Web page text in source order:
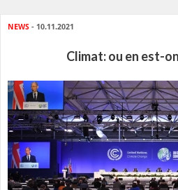
NEWS - 10.11.2021
Climat: ou en est-